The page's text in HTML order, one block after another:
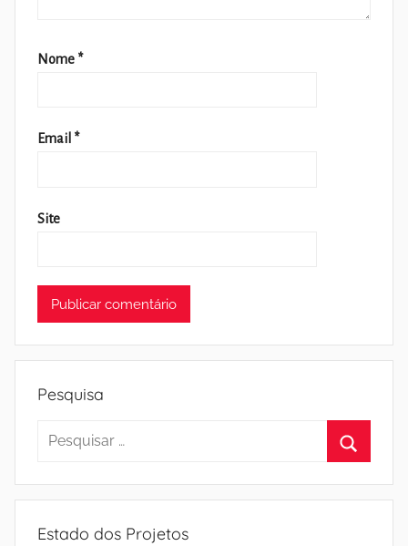
Nome *
Email *
Site
Pesquisa
Pesquisar
Estado dos Projetos